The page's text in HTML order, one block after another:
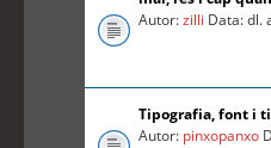
Autor:zilli Data: dl.
Tipografia, font i
Autor: pinxopanxo